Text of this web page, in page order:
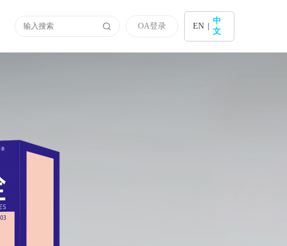
OA登录 EN |
中
文